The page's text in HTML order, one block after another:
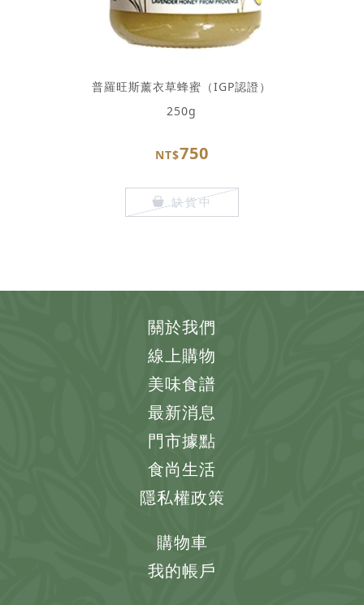
普羅旺斯薰衣草蜂蜜（IGP認證）
250g
NT$750
缺貨中
關於我們
線上購物
美味食譜
最新消息
門市據點
食尚生活
隱私權政策
購物車
我的帳戶